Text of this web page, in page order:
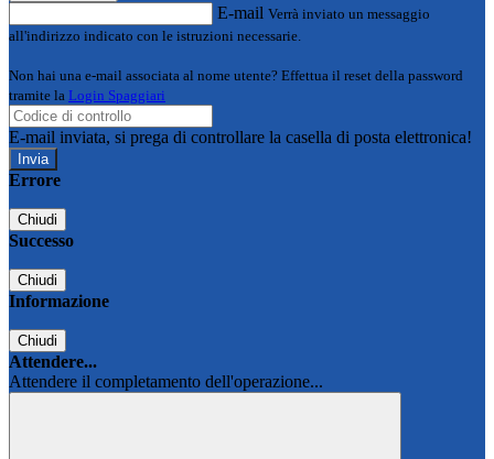
E-mail Verrà inviato un messaggio
all'indirizzo indicato con le istruzioni necessarie.
Non hai una e-mail associata al nome utente? Effettua il reset della password
tramite la Login Spaggiari
E-mail inviata, si prega di controllare la casella di posta elettronica!
Errore
Chiudi
Successo
Chiudi
Informazione
Chiudi
Attendere...
Attendere il completamento dell'operazione...